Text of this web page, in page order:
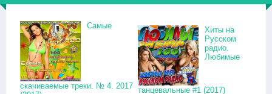
Самые
скачиваемые треки. № 4. 2017
Хиты на
Русском
радио.
Любимые
танцевальные #1 (2017)